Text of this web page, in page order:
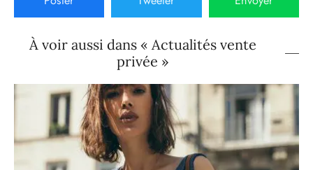
À voir aussi dans « Actualités vente
privée »